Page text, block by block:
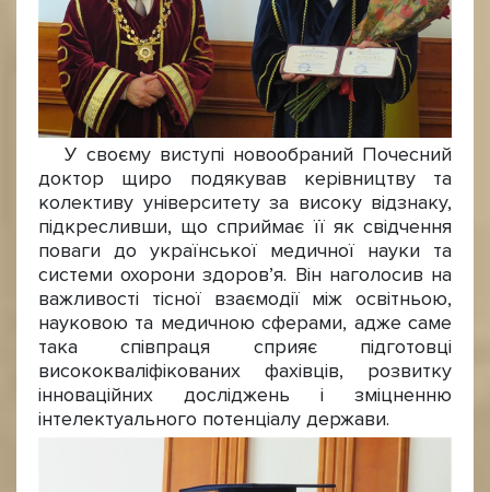
У своєму виступі новообраний Почесний
доктор щиро подякував керівництву та
колективу університету за високу відзнаку,
підкресливши, що сприймає її як свідчення
поваги до української медичної науки та
системи охорони здоров’я. Він наголосив на
важливості тісної взаємодії між освітньою,
науковою та медичною сферами, адже саме
така співпраця сприяє підготовці
висококваліфікованих фахівців, розвитку
інноваційних досліджень і зміцненню
інтелектуального потенціалу держави.